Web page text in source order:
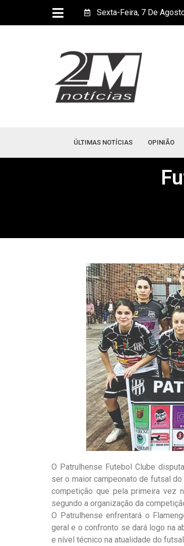
Sexta-Feira, 7 De
ÚLTIMAS NOTÍCIAS OPINIÃO
O Patrulhense Futebol Clube
ser o maior campeonato de futsal
competição que pela primeira vez
segundo a organização da
O Patrulhense enfrentará o
geral e o confronto se dará logo na
e nível técnico na atualidade do